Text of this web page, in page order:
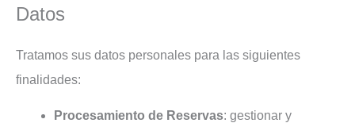
Datos
Tratamos sus datos personales para las siguientes
finalidades:
Procesamiento de Reservas: gestionar y